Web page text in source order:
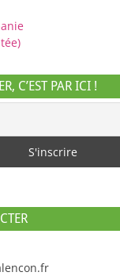
C’EST PAR ICI !